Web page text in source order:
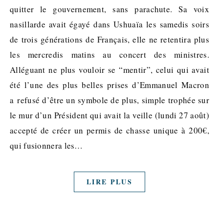
quitter le gouvernement, sans parachute. Sa voix
nasillarde avait égayé dans Ushuaïa les samedis soirs
de trois générations de Français, elle ne retentira plus
les mercredis matins au concert des ministres.
Alléguant ne plus vouloir se “mentir”, celui qui avait
été l’une des plus belles prises d’Emmanuel Macron
a refusé d’être un symbole de plus, simple trophée sur
le mur d’un Président qui avait la veille (lundi 27 août)
accepté de créer un permis de chasse unique à 200€,
qui fusionnera les…
LIRE PLUS